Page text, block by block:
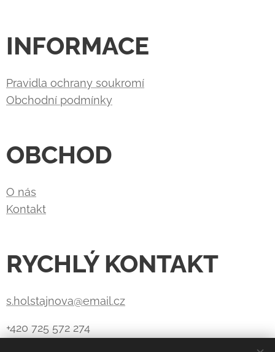
INFORMACE
Pravidla ochrany soukromí
Obchodní podmínky
OBCHOD
O nás
Kontakt
RYCHLÝ KONTAKT
s.holstajnova@email.cz
+420 725 572 274